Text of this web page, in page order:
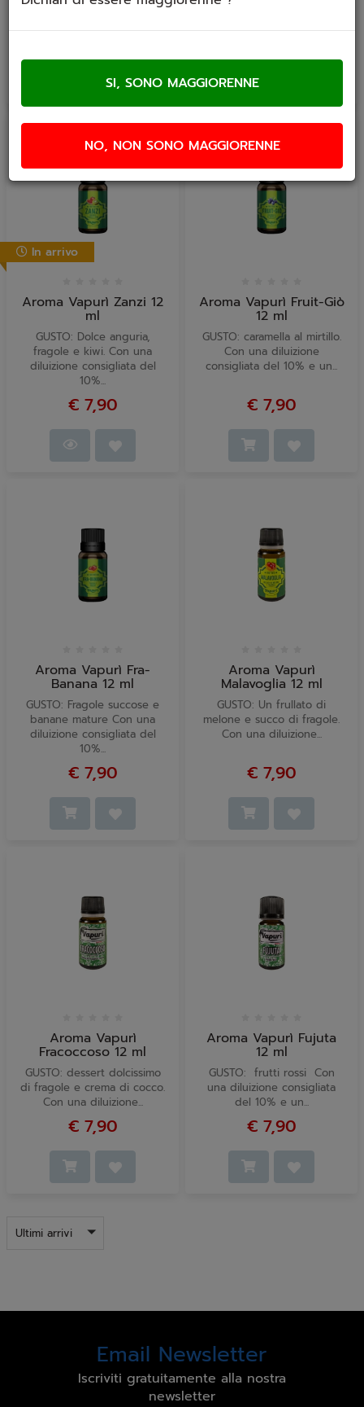
€ 7,90 € 7,90
In arrivo
Aroma Vapurì Zanzi 12
ml
GUSTO: Dolce anguria,
fragole e kiwi. Con una
diluizione consigliata del
10%...
€ 7,90
Aroma Vapurì Fruit-Giò
12 ml
GUSTO: caramella al mirtillo.
Con una diluizione
consigliata del 10% e un...
€ 7,90
Aroma Vapurì Fra-
Banana 12 ml
GUSTO: Fragole succose e
banane mature Con una
diluizione consigliata del
10%...
€ 7,90
Aroma Vapurì
Malavoglia 12 ml
GUSTO: Un frullato di
melone e succo di fragole.
Con una diluizione...
€ 7,90
Aroma Vapurì
Fracoccoso 12 ml
GUSTO: dessert dolcissimo
di fragole e crema di cocco.
Con una diluizione...
€ 7,90
Aroma Vapurì Fujuta
12 ml
GUSTO: frutti rossi Con
una diluizione consigliata
del 10% e un...
€ 7,90
Ultimi arrivi
Email Newsletter
Iscriviti gratuitamente alla nostra
newsletter
NO, NON SONO MAGGIORENNE